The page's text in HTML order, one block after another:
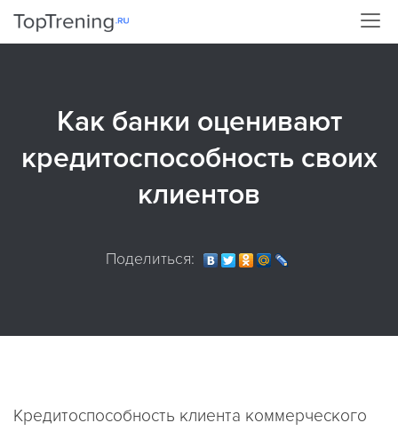
Как банки оценивают
кредитоспособность своих
клиентов
Поделиться:
Кредитоспособность клиента коммерческого